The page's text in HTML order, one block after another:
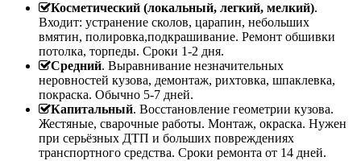
Косметический (локальный, легкий, мелкий).
Входит: устранение сколов, царапин, небольших
вмятин, полировка,подкрашивание. Ремонт обшивки
потолка, торпеды. Сроки 1-2 дня.
Средний. Выравнивание незначительных
неровностей кузова, демонтаж, рихтовка, шпаклевка,
покраска. Обычно 5-7 дней.
Капитальный. Восстановление геометрии кузова.
Жестяные, сварочные работы. Монтаж, окраска. Нужен
при серьёзных ДТП и больших повреждениях
транспортного средства. Сроки ремонта от 14 дней.